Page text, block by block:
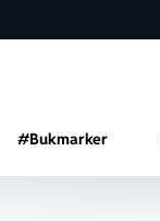
#Bukmarker